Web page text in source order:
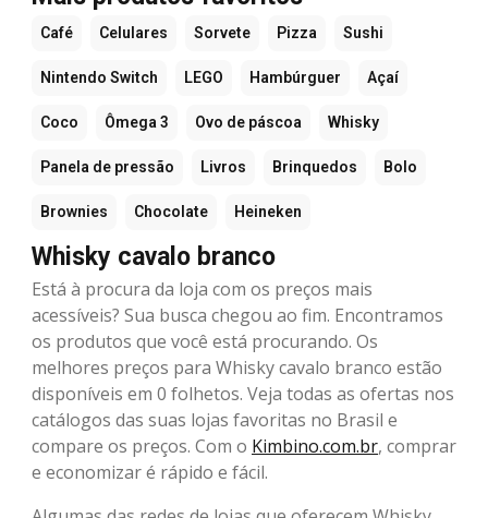
Café Celulares Sorvete Pizza Sushi
Nintendo Switch LEGO Hambúrguer Açaí
Coco Ômega 3 Ovo de páscoa Whisky
Panela de pressão Livros Brinquedos Bolo
Brownies Chocolate Heineken
Whisky cavalo branco
Está à procura da loja com os preços mais
acessíveis? Sua busca chegou ao fim. Encontramos
os produtos que você está procurando. Os
melhores preços para Whisky cavalo branco estão
disponíveis em 0 folhetos. Veja todas as ofertas nos
catálogos das suas lojas favoritas no Brasil e
compare os preços. Com o Kimbino.com.br, comprar
e economizar é rápido e fácil.